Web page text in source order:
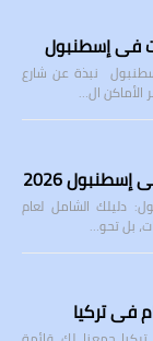
في إسطنبول
نبذة عن شارع
ال…
2026
دليلك الشامل لعام